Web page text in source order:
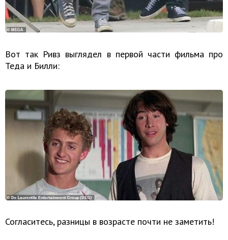
Вот так Ривз выглядел в первой части фильма про
Теда и Билли:
Согласитесь, разницы в возрасте почти не заметить!